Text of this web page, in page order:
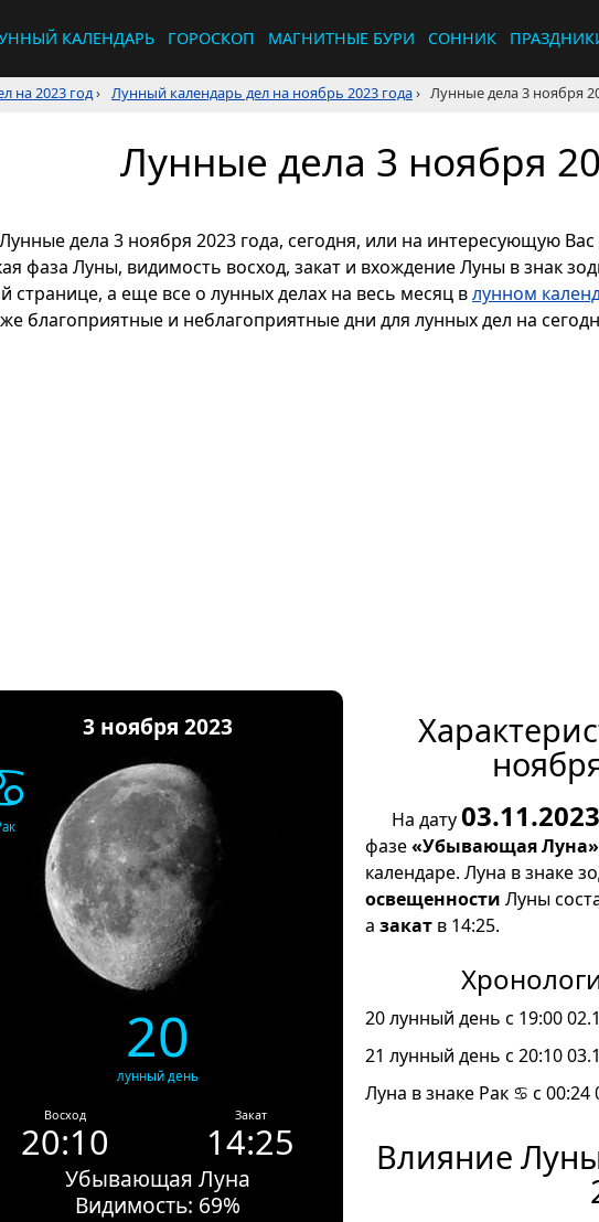
КАЛЕНДАРЬ ГОРОСКОП МАГНИТНЫЕ БУРИ СОННИК
на 2023 год› Лунный календарь дел на ноябрь 2023 года› Лунные дела 3 ноября
Лунные дела 3 ноября
Лунные дела 3 ноября 2023 года, сегодня, или на интересующую
фаза Луны, видимость восход, закат и вхождение Луны в знак
странице, а еще все о лунных делах на весь месяц влунном
благоприятные и неблагоприятные дни для лунных дел на
3 ноября 2023
20
лунный день
Восход
20:10
Закат
14:25
Убывающая Луна
Видимость: 69%
На дату03.11.2023
фазе«Убывающая Луна»
календаре. Луна в знаке
освещенности Луны
а закат в 14:25.
20 лунный день с 19:00
21 лунный день с 20:10
Луна в знаке Рак ♋ с 00:24
Влияние